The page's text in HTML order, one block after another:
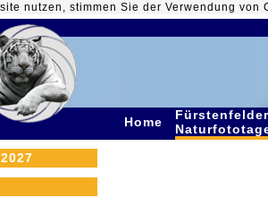
nutzen, stimmen Sie der Verwendung von
Home
Fürstenfelder